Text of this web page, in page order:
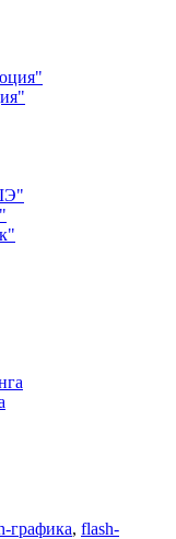
графика, flash-